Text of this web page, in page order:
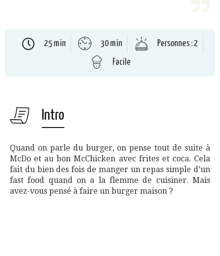
25 min 30 min
Personnes : 2
Facile
Intro
Quand on parle du burger, on pense tout de suite à
McDo et au bon McChicken avec frites et coca. Cela
fait du bien des fois de manger un repas simple d’un
fast food quand on a la flemme de cuisiner. Mais
avez-vous pensé à faire un burger maison ?